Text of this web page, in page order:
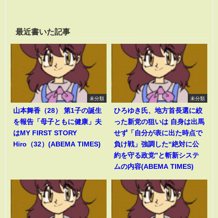
最近書いた記事
未分類
山本舞香（28） 第1子の誕生
を報告「母子ともに健康」夫
はMY FIRST STORY
Hiro（32）(ABEMA TIMES)
未分類
ひろゆき氏、地方首長選に絞
った新党の狙いは 自身は出馬
せず「自分が表に出た時点で
負け戦」強調した“絶対に公
約を守る政党”と斬新システ
ムの内容(ABEMA TIMES)